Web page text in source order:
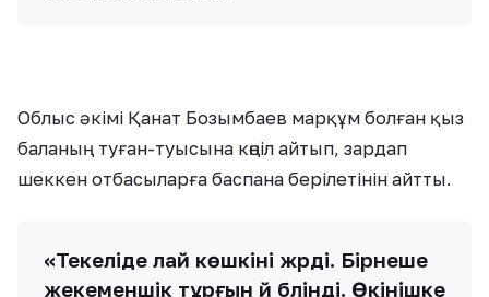
Облыс әкімі Қанат Бозымбаев марқұм болған қыз
баланың туған-туысына көңіл айтып, зардап
шеккен отбасыларға баспана берілетінін айтты.
«Текеліде лай көшкіні жүрді. Бірнеше
жекеменшік тұрғын үй бүлінді. Өкінішке